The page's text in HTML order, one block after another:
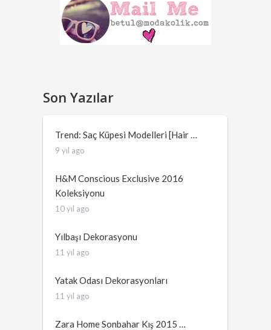
Son Yazılar
Trend: Saç Küpesi Modelleri [Hair …
9 yıl ago
H&M Conscious Exclusive 2016
Koleksiyonu
10 yıl ago
Yılbaşı Dekorasyonu
11 yıl ago
Yatak Odası Dekorasyonları
11 yıl ago
Zara Home Sonbahar Kış 2015 …